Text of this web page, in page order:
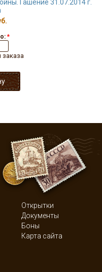
Гашение 31.07.2014 г.
*
заказа
Открытки
Документы
Боны
Карта сайта